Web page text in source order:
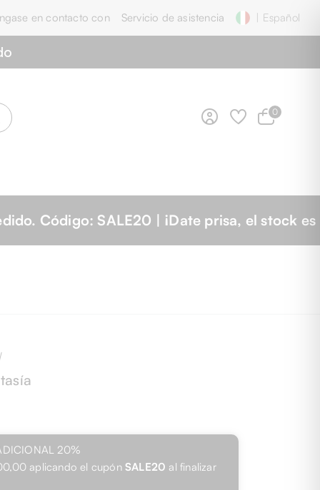
en contacto con Servicio de asistencia | Español
0
stock es limitado!
20%
aplicando el cupón SALE20 al finalizar